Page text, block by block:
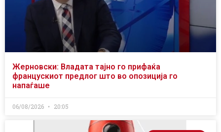
Жерновски: Владата тајно го прифаќа
францускиот предлог што во опозиција го
напаѓаше
06/08/2026 20:05